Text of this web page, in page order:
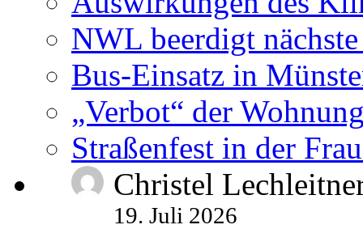
NWL beerdigt
Bus-Einsatz in
„Verbot“ der
Straßenfest in der
Christel
19. Juli 2026